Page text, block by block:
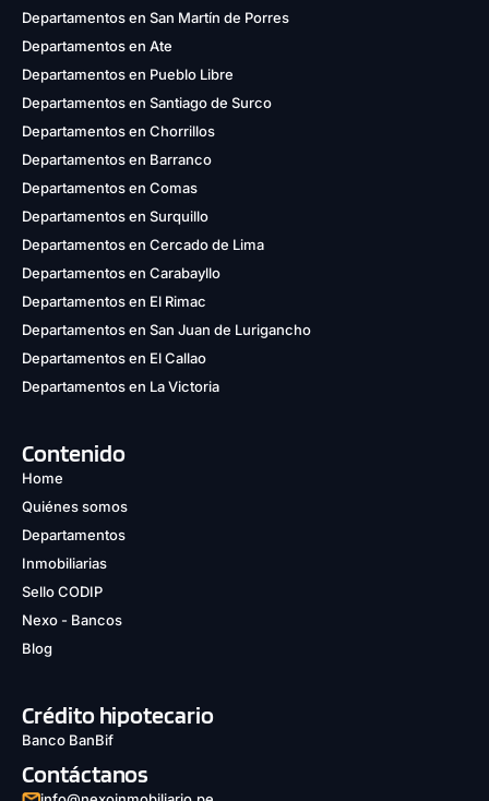
Departamentos en San Martín de Porres
Departamentos en Ate
Departamentos en Pueblo Libre
Departamentos en Santiago de Surco
Departamentos en Chorrillos
Departamentos en Barranco
Departamentos en Comas
Departamentos en Surquillo
Departamentos en Cercado de Lima
Departamentos en Carabayllo
Departamentos en El Rimac
Departamentos en San Juan de Lurigancho
Departamentos en El Callao
Departamentos en La Victoria
Contenido
Home
Quiénes somos
Departamentos
Inmobiliarias
Sello CODIP
Nexo - Bancos
Blog
Crédito hipotecario
Banco BanBif
Contáctanos